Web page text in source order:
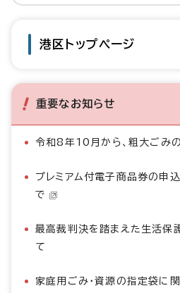
港区トップページ
重要なお知らせ
令和8年10月から、粗大ごみ
プレミアム付電子商品券の申
で
最高裁判決を踏まえた生活保
て
家庭用ごみ・資源の指定袋に